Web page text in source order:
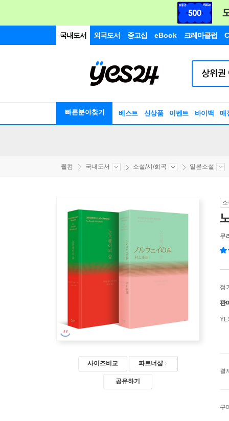
국내도서 외국도서 중고샵 eBook 크레마클럽
빠른분야찾기 베스트 신상품 이벤트 바이백 매
웰컴 국내도서 소설/시/희곡 일본소설
사이즈비교 파트너샵
공유하기
무
정
판
결
구